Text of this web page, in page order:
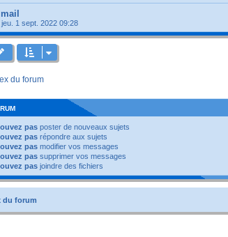
jeu. 1 sept. 2022 09:28
du forum
pas poster de nouveaux sujets
pas répondre aux sujets
pas modifier vos messages
pas supprimer vos messages
pas joindre des fichiers
du forum